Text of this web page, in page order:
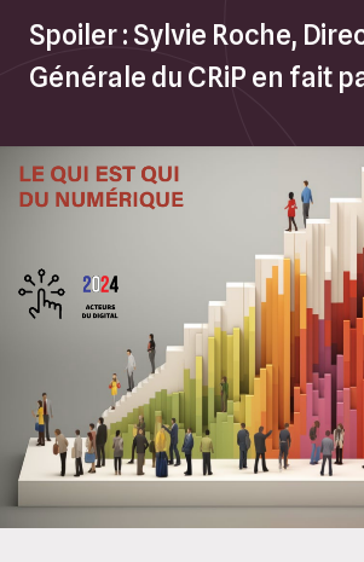
Spoiler : Sylvie Roche,
Générale du CRiP en fait